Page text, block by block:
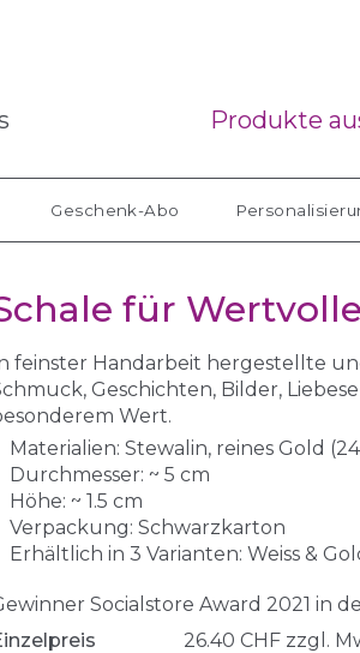
Produkte
Geschenk-Abo
für
feinster Handarbeit hergestellte
Geschichten, Bilder,
Wert.
Materialien: Stewalin, reines Gold
Durchmesser: ~ 5 cm
Höhe: ~ 1.5 cm
Verpackung: Schwarzkarton
Erhältlich in 3 Varianten: Weiss &
Socialstore Award 2021 in
26.40 CHF zzgl.